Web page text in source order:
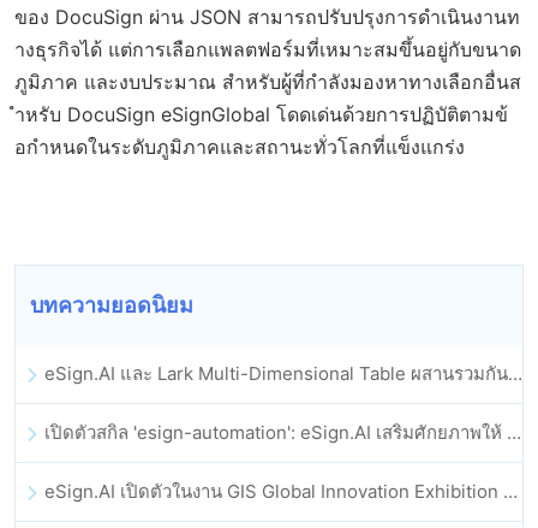
ของ DocuSign ผ่าน JSON สามารถปรับปรุงการดำเนินงานท
างธุรกิจได้ แต่การเลือกแพลตฟอร์มที่เหมาะสมขึ้นอยู่กับขนาด
ภูมิภาค และงบประมาณ สำหรับผู้ที่กำลังมองหาทางเลือกอื่นส
ำหรับ DocuSign eSignGlobal โดดเด่นด้วยการปฏิบัติตามข้
อกำหนดในระดับภูมิภาคและสถานะทั่วโลกที่แข็งแกร่ง
บทความยอดนิยม
eSign.AI และ Lark Multi-Dimensional Table ผสานรวมกันอย่างเป็นทางการ: การลงนามและการเก็บถาวรสัญญาอิเล็กทรอนิกส์แบบอัตโนมัติเต็มรูปแบบ
เปิดตัวสกิล 'esign-automation': eSign.AI เสริมศักยภาพให้ OpenClaw ด้วยลายเซ็นอิเล็กทรอนิกส์อัตโนมัติ
eSign.AI เปิดตัวในงาน GIS Global Innovation Exhibition 2025